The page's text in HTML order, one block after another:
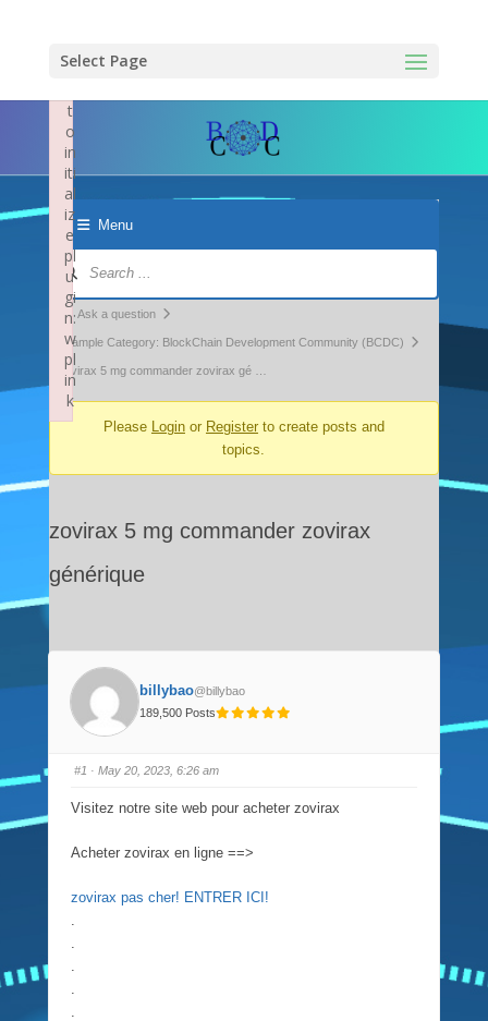
Select Page
Menu
Forum
Navigation
Forum
breadcrumbs
You
are
Ask a question
Example Category: BlockChain Development Community (BCDC)
zovirax 5 mg commander zovirax gé …
Please Loginor Registerto create posts and
topics.
zovirax 5 mg commander zovirax
générique
billybao@billybao
189,500 Posts
#1 · May 20, 2023, 6:26 am
Visitez notre site web pour acheter zovirax
Acheter zovirax en ligne ==>
zovirax pas cher! ENTRER ICI!
le
t
o
in
iti
al
iz
e
pl
u
gi
n:
w
pl
in
k
Failed to initialize plugin: wplink